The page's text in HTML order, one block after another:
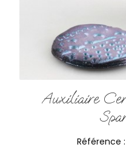
Auxiliaire
Référence :